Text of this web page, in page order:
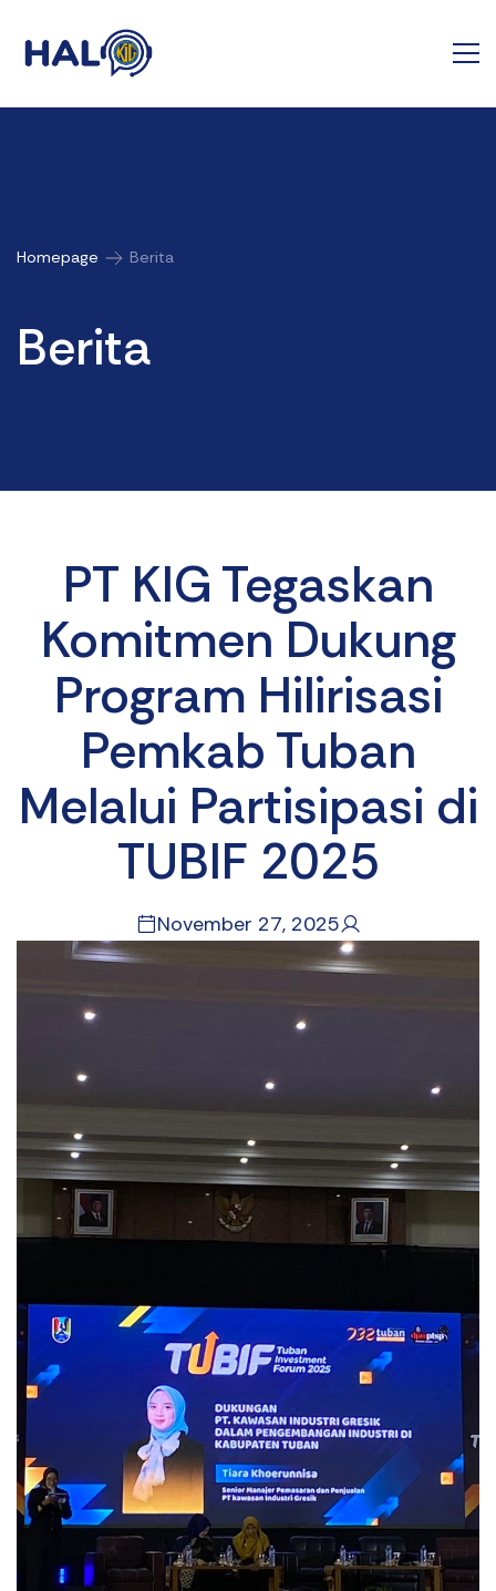
Homepage Berita
Berita
PT KIG Tegaskan
Komitmen Dukung
Program Hilirisasi
Pemkab Tuban
Melalui Partisipasi di
TUBIF 2025
November 27, 2025